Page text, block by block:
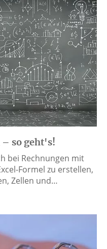
so geht's!
bei Rechnungen mit
Formel zu erstellen,
Zellen und…